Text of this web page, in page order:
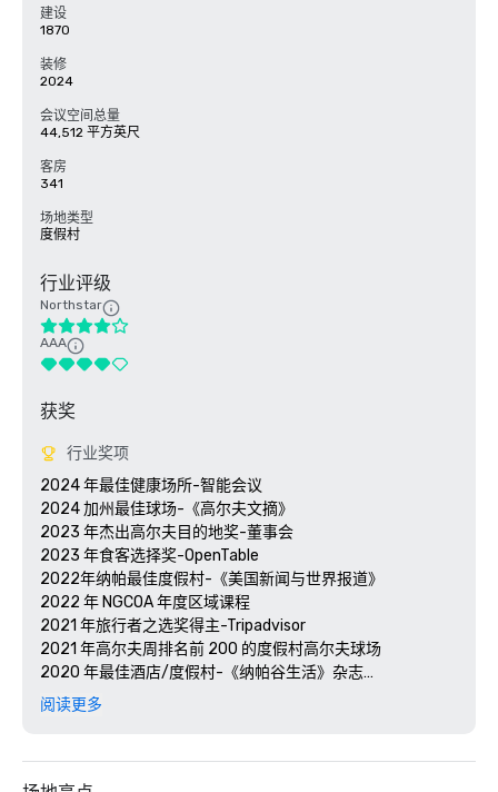
建设
1870
装修
2024
会议空间总量
44,512 平方英尺
客房
341
场地类型
度假村
行业评级
Northstar
AAA
获奖
行业奖项
2024 年最佳健康场所-智能会议
2024 加州最佳球场-《高尔夫文摘》
2023 年杰出高尔夫目的地奖-董事会
2023 年食客选择奖-OpenTable
2022年纳帕最佳度假村-《美国新闻与世界报道》
2022 年 NGCOA 年度区域课程
2021 年旅行者之选奖得主-Tripadvisor
2021 年高尔夫周排名前 200 的度假村高尔夫球场
2020 年最佳酒店/度假村-《纳帕谷生活》杂志
2020 年旅行者选择奖-Tripadvisor
2018 年和 2019 年 TripAdvisor 卓越证书
阅读更多